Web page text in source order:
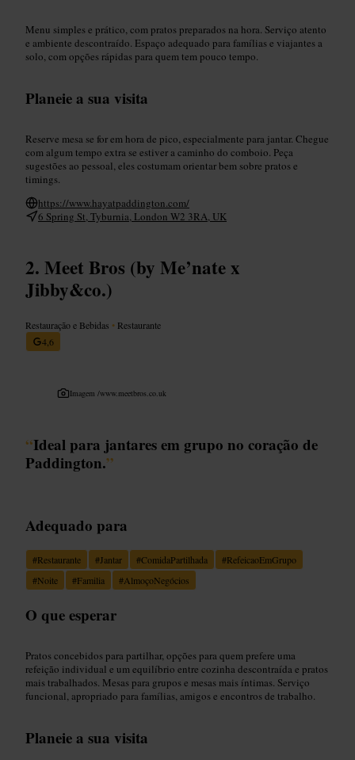
Menu simples e prático, com pratos preparados na hora. Serviço atento
e ambiente descontraído. Espaço adequado para famílias e viajantes a
solo, com opções rápidas para quem tem pouco tempo.
Planeie a sua visita
Reserve mesa se for em hora de pico, especialmente para jantar. Chegue
com algum tempo extra se estiver a caminho do comboio. Peça
sugestões ao pessoal, eles costumam orientar bem sobre pratos e
timings.
https://www.hayatpaddington.com/
6 Spring St, Tyburnia, London W2 3RA, UK
Meet Bros (by Me’nate x
Jibby&co.)
Restauração e Bebidas • Restaurante
4,6
Imagem /www.meetbros.co.uk
“Ideal para jantares em grupo no coração de
Paddington.”
Adequado para
#Restaurante #Jantar #ComidaPartilhada #RefeicaoEmGrupo
#Noite #Familia #AlmoçoNegócios
O que esperar
Pratos concebidos para partilhar, opções para quem prefere uma
refeição individual e um equilíbrio entre cozinha descontraída e pratos
mais trabalhados. Mesas para grupos e mesas mais íntimas. Serviço
funcional, apropriado para famílias, amigos e encontros de trabalho.
Planeie a sua visita